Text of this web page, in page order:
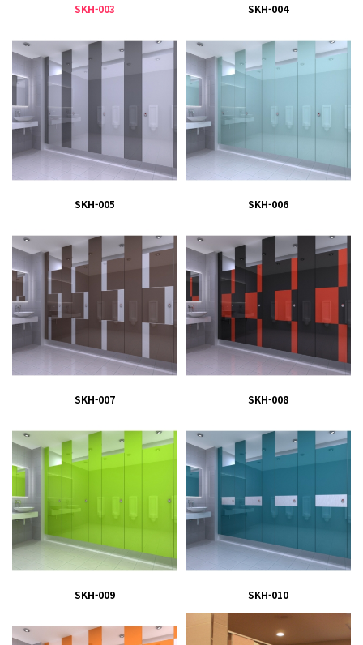
SKH-003 SKH-004
SKH-005 SKH-006
SKH-007 SKH-008
SKH-009 SKH-010